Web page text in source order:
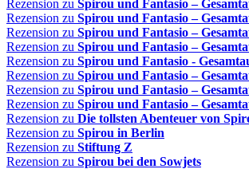
Rezension zu Spirou und Fantasio –
Rezension zu Spirou und Fantasio –
Rezension zu Spirou und Fantasio –
Rezension zu Spirou und Fantasio –
Rezension zu Spirou und Fantasio -
Rezension zu Spirou und Fantasio –
Rezension zu Spirou und Fantasio –
Rezension zu Spirou und Fantasio –
Rezension zu Die tollsten Abenteuer von
Rezension zu Spirou in Berlin
Rezension zu Stiftung Z
Rezension zu Spirou bei den Sowjets